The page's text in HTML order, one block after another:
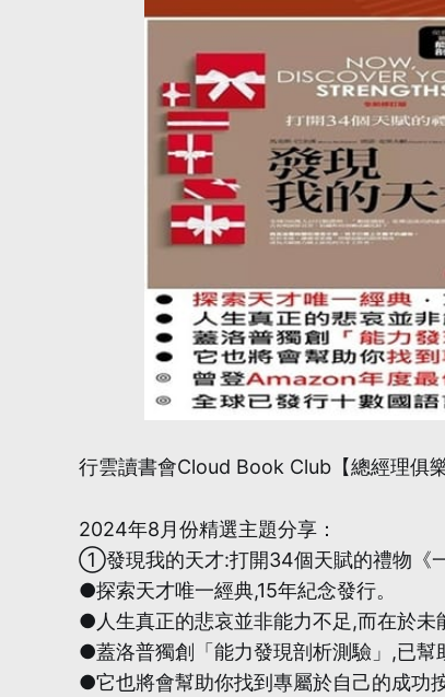
行雲讀書會Cloud Book Club【總經理俱
2024年8月份精選主題分享：
①發現我的天才:打開34個天賦的禮物《
●探索天才唯一經典,15年紀念發行。
●人生真正的悲哀並非能力不足,而在於未
●蓋洛普獨創「能力發現剖析測驗」,已
●它也將會幫助你找到專屬於自己的成功